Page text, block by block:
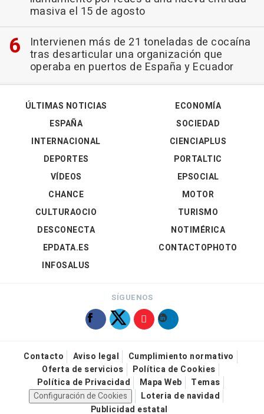
masiva el 15 de agosto
Intervienen más de 21 toneladas de cocaína
tras desarticular una organización que
operaba en puertos de España y Ecuador
ÚLTIMAS NOTICIAS
ESPAÑA
INTERNACIONAL
DEPORTES
VÍDEOS
ECONOMÍA
SOCIEDAD
CIENCIAPLUS
PORTALTIC
EPSOCIAL
CHANCE
CULTURAOCIO
DESCONECTA
EPDATA.ES
INFOSALUS
MOTOR
TURISMO
NOTIMÉRICA
CONTACTOPHOTO
SÍGUENOS
Contacto Aviso legal
Cumplimiento normativo
Oferta de servicios
Política de Cookies
Política de Privacidad
Mapa Web
Temas
Configuración de Cookies
Loteria de navidad
Publicidad estatal